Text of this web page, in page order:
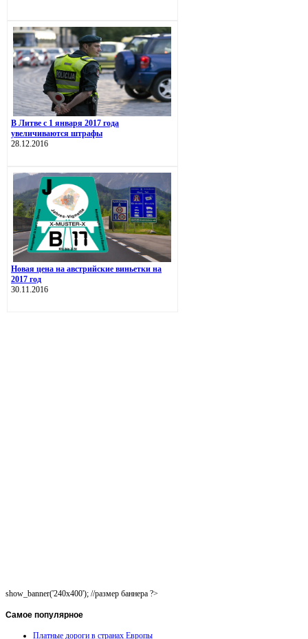
В Литве с 1 января 2017 года
увеличиваются штрафы
28.12.2016
Новая цена на австрийские виньетки на
2017 год
30.11.2016
show_banner('240x400'); //размер баннера ?>
Самое популярное
Платные дороги в странах Европы